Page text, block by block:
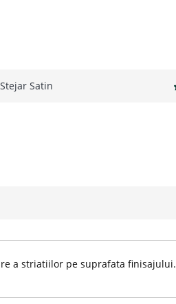
Satin
a striatiilor pe suprafata finisajului.